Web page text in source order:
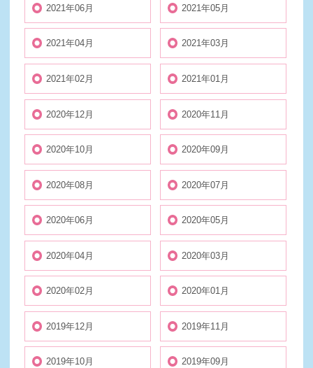
2021年06月 2021年05月
2021年04月 2021年03月
2021年02月 2021年01月
2020年12月 2020年11月
2020年10月 2020年09月
2020年08月 2020年07月
2020年06月 2020年05月
2020年04月 2020年03月
2020年02月 2020年01月
2019年12月 2019年11月
2019年10月 2019年09月